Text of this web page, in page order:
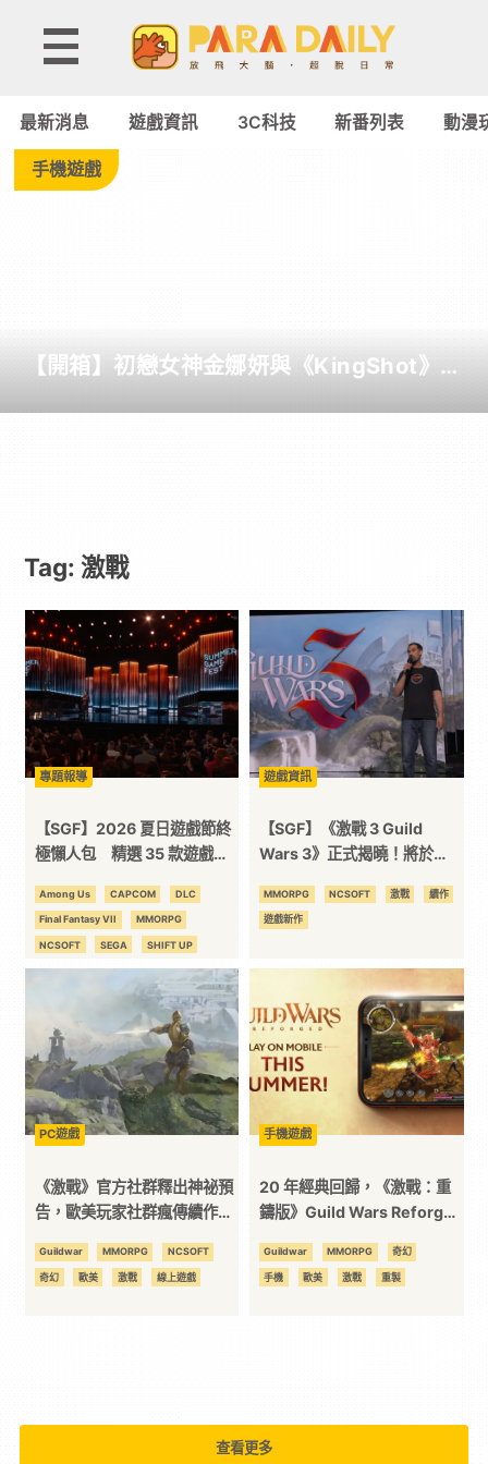
Tag:
戰
-
遊
動
漫
二
次
元
｜
3C
技
全
方
位
最新消息 遊戲資訊 3C科技 新番列表 動漫
手機遊戲
【開箱】初戀女神金娜妍與《KingShot》再
Tag: 激戰
專題報導
【SGF】2026 夏日遊戲節終
極懶人包 精選 35 款遊戲最
Among Us CAPCOM DLC
Final Fantasy VII MMORPG
NCSOFT SEGA SHIFT UP
SQUARE ENIX 光榮特庫摩 劍星
古裝
多人合作
奪魂鋸 幻獸帕魯 忍者龜
快打旋風 恐怖 恐怖生存
惡靈古堡 懶人包 控制 改編
星際大戰 格鬥遊戲 機動戰士鋼彈
歸唐 汪達與巨象
開放世界 魔物獵人
遊戲資訊
【SGF】《激戰 3 Guild
Wars 3》正式揭曉！將於
PC
MMORPG NCSOFT 激戰 續作
遊戲新作
PC遊戲
《激戰》官方社群釋出神祕預
告，歐美玩家社群瘋傳續作
Guildwar MMORPG NCSOFT
奇幻 歐美 激戰 線上遊戲
手機遊戲
20 年經典回歸，《激戰：重
鑄版》Guild Wars Reforged
Guildwar MMORPG 奇幻
手機 歐美 激戰 重製
查看更多